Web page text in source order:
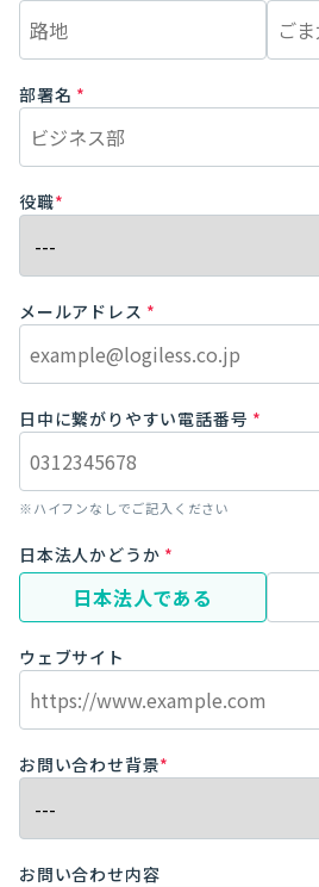
部署名 *
役職*
メールアドレス *
日中に繋がりやすい電話番号 *
※ハイフンなしでご記入ください
日本法人かどうか *
日本法人である
ウェブサイト
お問い合わせ背景*
お問い合わせ内容